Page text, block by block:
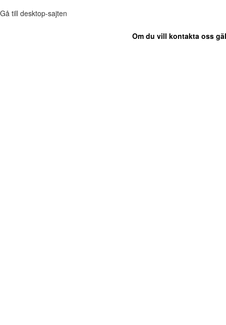
Gå till desktop-sajten
Om du vill kontakta oss